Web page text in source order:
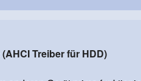
Treiber für HDD)